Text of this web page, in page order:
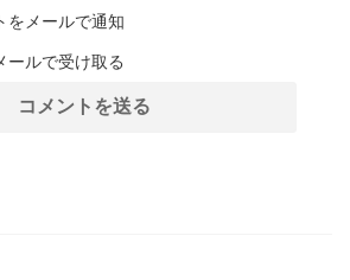
をメールで通知
ールで受け取る